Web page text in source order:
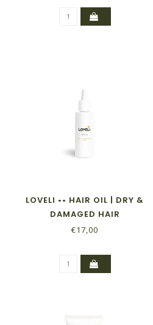
LOVELI •• HAIR OIL | DRY &
DAMAGED HAIR
€17,00